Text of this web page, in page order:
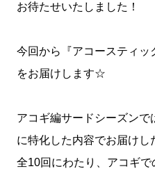
お待たせいたしました！
今回から『アコースティッ
をお届けします☆
アコギ編サードシーズンで
に特化した内容でお届けし
全10回にわたり、アコギ